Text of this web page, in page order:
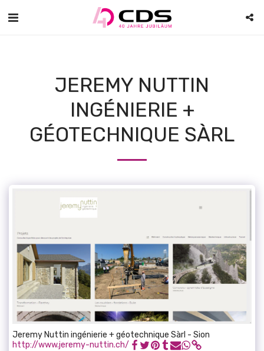
JEREMY NUTTIN
INGÉNIERIE +
GÉOTECHNIQUE SÀRL
Jeremy Nuttin ingénierie + géotechnique Sàrl - Sion
http://www.jeremy-nuttin.ch/